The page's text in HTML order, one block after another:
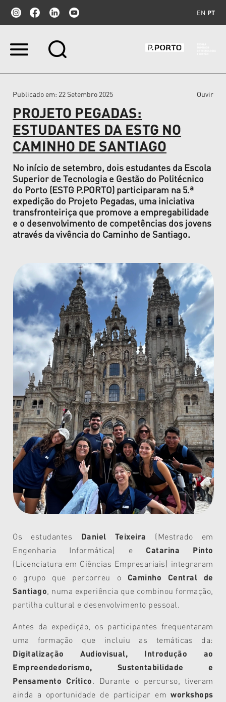
EN PT
Ir
Ir
navegação
Publicado em: 22 Setembro 2025 Ouvir
PROJETO PEGADAS:
ESTUDANTES DA ESTG NO
CAMINHO DE SANTIAGO
No início de setembro, dois estudantes da Escola
Superior de Tecnologia e Gestão do Politécnico
do Porto (ESTG P.PORTO) participaram na 5.ª
expedição do Projeto Pegadas, uma iniciativa
transfronteiriça que promove a empregabilidade
e o desenvolvimento de competências dos jovens
através da vivência do Caminho de Santiago.
Os estudantes Daniel Teixeira (Mestrado em
Engenharia Informática) e Catarina Pinto
(Licenciatura em Ciências Empresariais) integraram
o grupo que percorreu o Caminho Central de
Santiago, numa experiência que combinou formação,
partilha cultural e desenvolvimento pessoal.
Antes da expedição, os participantes frequentaram
uma formação que incluiu as temáticas da:
Digitalização Audiovisual, Introdução ao
Empreendedorismo, Sustentabilidade e
Pensamento Crítico. Durante o percurso, tiveram
ainda a oportunidade de participar emworkshops